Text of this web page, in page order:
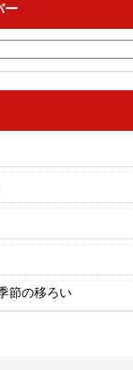
ー
節の移ろい